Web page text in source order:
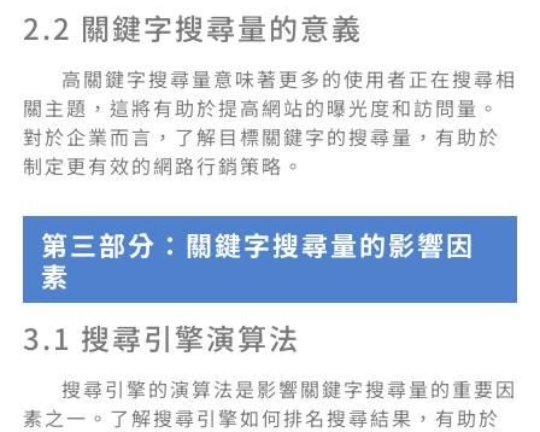
2.2 關鍵字搜尋量的意義
高關鍵字搜尋量意味著更多的使用者正在搜尋相
關主題，這將有助於提高網站的曝光度和訪問量。
對於企業而言，了解目標關鍵字的搜尋量，有助於
制定更有效的網路行銷策略。
第三部分：關鍵字搜尋量的影響因
素
3.1 搜尋引擎演算法
搜尋引擎的演算法是影響關鍵字搜尋量的重要因
素之一。了解搜尋引擎如何排名搜尋結果，有助於